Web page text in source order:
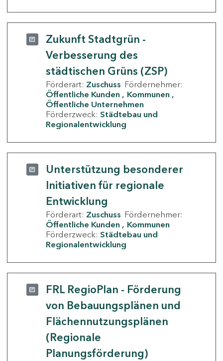
Zukunft Stadtgrün -
Verbesserung des
städtischen Grüns (ZSP)
Förderart: Zuschuss Fördernehmer:
Öffentliche Kunden
Kommunen
Öffentliche Unternehmen
Förderzweck: Städtebau und
Regionalentwicklung
Unterstützung besonderer
Initiativen für regionale
Entwicklung
Förderart: Zuschuss Fördernehmer:
Öffentliche Kunden
Kommunen
Förderzweck: Städtebau und
Regionalentwicklung
FRL RegioPlan - Förderung
von Bebauungsplänen und
Flächennutzungsplänen
(Regionale
Planungsförderung)